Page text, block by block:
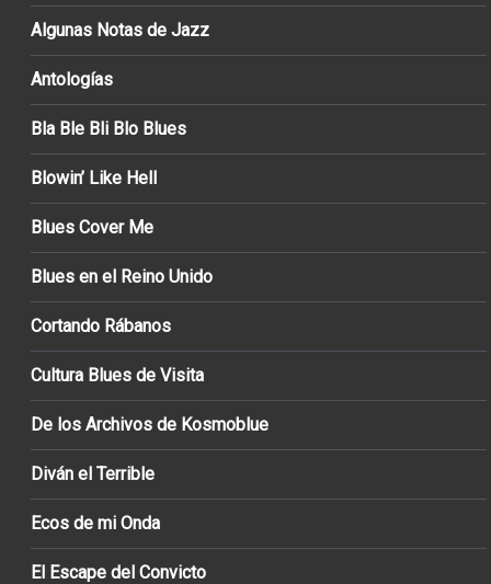
Algunas Notas de Jazz
Antologías
Bla Ble Bli Blo Blues
Blowin’ Like Hell
Blues Cover Me
Blues en el Reino Unido
Cortando Rábanos
Cultura Blues de Visita
De los Archivos de Kosmoblue
Diván el Terrible
Ecos de mi Onda
El Escape del Convicto